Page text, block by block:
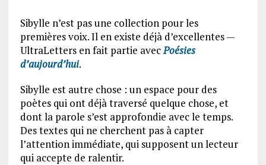
Sibylle n’est pas une collection pour les
premières voix. Il en existe déjà d’excellentes —
UltraLetters en fait partie avecPoésies
d’aujourd’hui.
Sibylle est autre chose : un espace pour des
poètes qui ont déjà traversé quelque chose, et
dont la parole s’est approfondie avec le temps.
Des textes qui ne cherchent pas à capter
l’attention immédiate, qui supposent un lecteur
qui accepte de ralentir.